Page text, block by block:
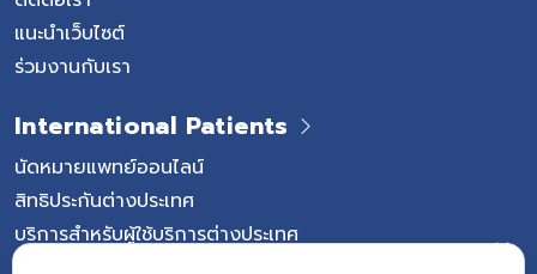
แนะนำเว็บไซต์
ร่วมงานกับเรา
International Patients
นัดหมายแพทย์ออนไลน์
สิทธิประกันต่างประเทศ
บริการสำหรับผู้ใช้บริการต่างประเทศ